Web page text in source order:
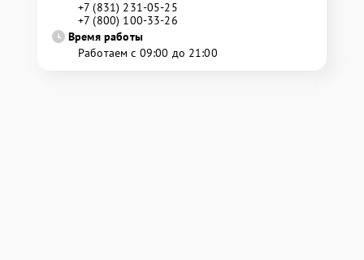
+7 (831) 231-05-25
+7 (800) 100-33-26
Время работы
Работаем с 09:00 до 21:00